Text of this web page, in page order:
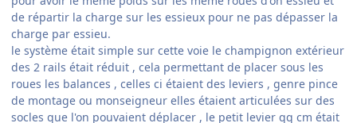
de répartir la charge sur les essieux pour ne pas dépasser la
charge par essieu.
le système était simple sur cette voie le champignon extérieur
des 2 rails était réduit , cela permettant de placer sous les
roues les balances , celles ci étaient des leviers , genre pince
de montage ou monseigneur elles étaient articulées sur des
socles que l'on pouvaient déplacer , le petit levier qq cm était